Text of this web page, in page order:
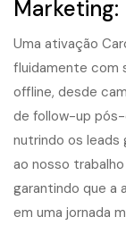
Marketing:
Uma ativação
fluidamente com
offline, desde
de follow-up
nutrindo os
ao nosso
garantindo que a
em uma jornada